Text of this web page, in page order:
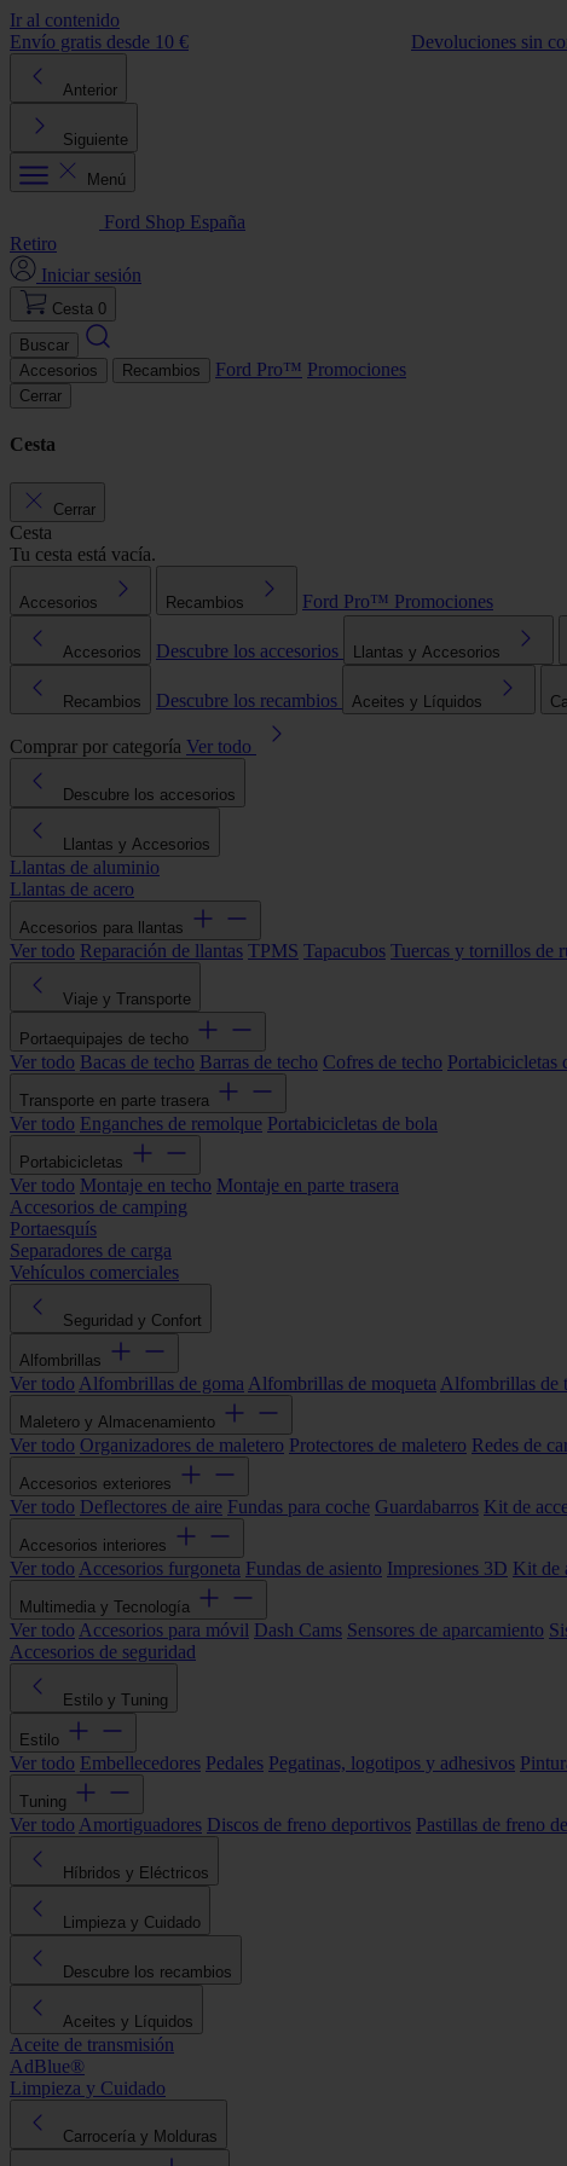
Ir al contenido
Envío gratis desde 10 €
Devoluciones sin
Anterior
Siguiente
Menú
Ford Shop España
Retiro
Iniciar sesión
Cesta 0
Buscar
Accesorios
Recambios Ford Pro™ Promociones
Cerrar
Cesta
Cerrar
Cesta
Tu cesta está vacía.
Accesorios Recambios Ford Pro™ Promociones
Accesorios Descubre los accesorios Llantas y Accesorios
Recambios Descubre los recambios Aceites y Líquidos
Comprar por categoría Ver todo
Descubre los accesorios
Llantas y Accesorios
Llantas de aluminio
Llantas de acero
Accesorios para llantas
Ver todo Reparación de llantas TPMS Tapacubos Tuercas y tornillos de
Viaje y Transporte
Portaequipajes de techo
Ver todo Bacas de techo Barras de techo Cofres de techo Portabicicletas
Transporte en parte trasera
Ver todo Enganches de remolque Portabicicletas de bola
Portabicicletas
Ver todo Montaje en techo Montaje en parte trasera
Accesorios de camping
Portaesquís
Separadores de carga
Vehículos comerciales
Seguridad y Confort
Alfombrillas
Ver todo Alfombrillas de goma Alfombrillas de moqueta Alfombrillas de
Maletero y Almacenamiento
Ver todo Organizadores de maletero Protectores de maletero Redes de
Accesorios exteriores
Ver todo Deflectores de aire Fundas para coche Guardabarros Kit de
Accesorios interiores
Ver todo Accesorios furgoneta Fundas de asiento Impresiones 3D Kit de
Multimedia y Tecnología
Ver todo Accesorios para móvil Dash Cams Sensores de aparcamiento
Accesorios de seguridad
Estilo y Tuning
Estilo
Ver todo Embellecedores Pedales Pegatinas, logotipos y adhesivos
Tuning
Ver todo Amortiguadores Discos de freno deportivos Pastillas de freno
Híbridos y Eléctricos
Limpieza y Cuidado
Descubre los recambios
Aceites y Líquidos
Aceite de transmisión
AdBlue®
Limpieza y Cuidado
Carrocería y Molduras